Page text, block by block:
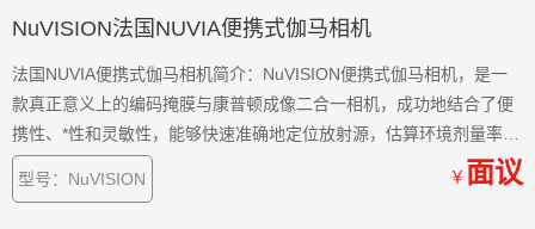
NuVISION法国NUVIA便携式伽马相机
法国NUVIA便携式伽马相机简介：NuVISION便携式伽马相机，是一
款真正意义上的编码掩膜与康普顿成像二合一相机，成功地结合了便
携性、*性和灵敏性，能够快速准确地定位放射源，估算环境剂量率，
并识别放射性核素种类，从而达到快速、准确表征现场辐射环境的目
的，服务于辐射防护，风险评估，剂量监控等各种目的和应用。
型号：NuVISION ￥ 面议